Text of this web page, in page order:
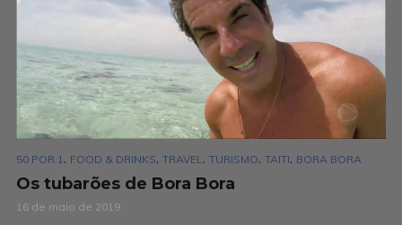
50 POR 1 , FOOD & DRINKS, TRAVEL , TURISMO, TAITI, BORA BORA
Os tubarões de Bora Bora
16 de maio de 2019